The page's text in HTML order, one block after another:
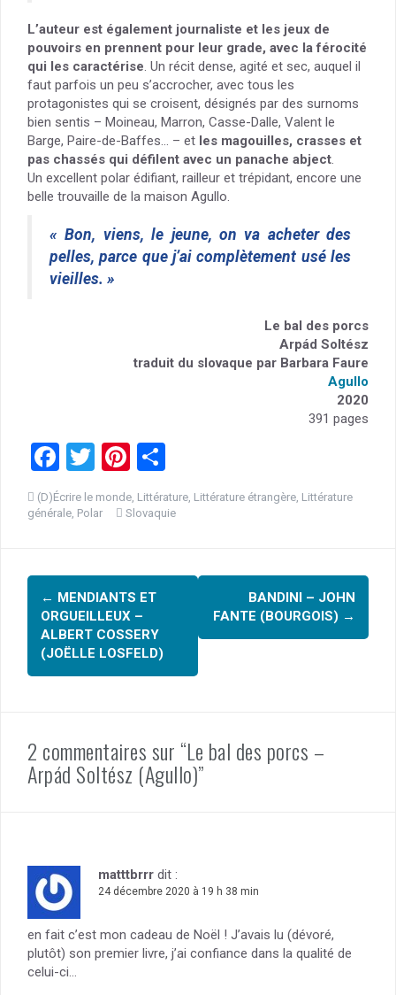
L’auteur est également journaliste et les jeux de
pouvoirs en prennent pour leur grade, avec la férocité
qui les caractérise. Un récit dense, agité et sec, auquel il
faut parfois un peu s’accrocher, avec tous les
protagonistes qui se croisent, désignés par des surnoms
bien sentis – Moineau, Marron, Casse-Dalle, Valent le
Barge, Paire-de-Baffes… – et les magouilles, crasses et
pas chassés qui défilent avec un panache abject.
Un excellent polar édifiant, railleur et trépidant, encore une
belle trouvaille de la maison Agullo.
« Bon, viens, le jeune, on va acheter des
pelles, parce que j’ai complètement usé les
vieilles. »
Le bal des porcs
Arpád Soltész
traduit du slovaque par Barbara Faure
Agullo
2020
391 pages
F
a
ce
o
o
k
T
tt
Pi
nt
er
t
ar
ta
er
(D)Écrire le monde, Littérature, Littérature étrangère, Littérature
générale, Polar Slovaquie
Navigation
d'article
← MENDIANTS ET
ORGUEILLEUX –
ALBERT COSSERY
(JOËLLE LOSFELD)
BANDINI – JOHN
FANTE (BOURGOIS) →
2 commentaires sur “Le bal des porcs –
Arpád Soltész (Agullo)”
matttbrrr dit :
24 décembre 2020 à 19 h 38 min
en fait c’est mon cadeau de Noël ! J’avais lu (dévoré,
plutôt) son premier livre, j’ai confiance dans la qualité de
celui-ci…